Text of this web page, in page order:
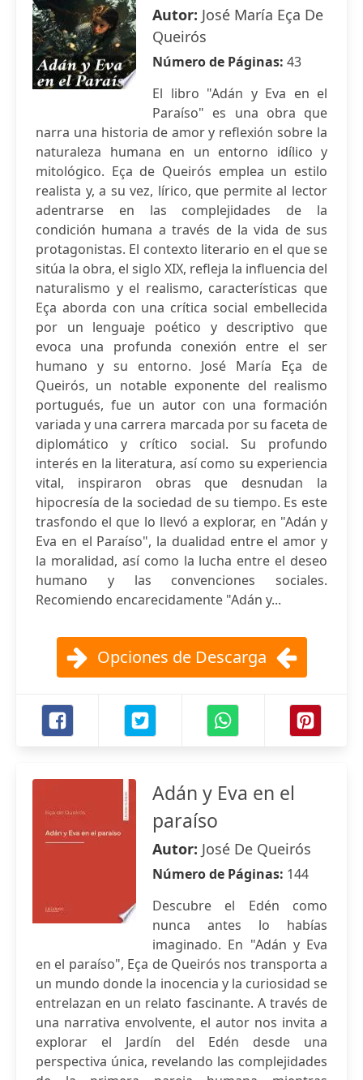
Autor: José María Eça De
Queirós
Número de Páginas: 43
El libro "Adán y Eva en el
Paraíso" es una obra que
narra una historia de amor y reflexión sobre la
naturaleza humana en un entorno idílico y
mitológico. Eça de Queirós emplea un estilo
realista y, a su vez, lírico, que permite al lector
adentrarse en las complejidades de la
condición humana a través de la vida de sus
protagonistas. El contexto literario en el que se
sitúa la obra, el siglo XIX, refleja la influencia del
naturalismo y el realismo, características que
Eça aborda con una crítica social embellecida
por un lenguaje poético y descriptivo que
evoca una profunda conexión entre el ser
humano y su entorno. José María Eça de
Queirós, un notable exponente del realismo
portugués, fue un autor con una formación
variada y una carrera marcada por su faceta de
diplomático y crítico social. Su profundo
interés en la literatura, así como su experiencia
vital, inspiraron obras que desnudan la
hipocresía de la sociedad de su tiempo. Es este
trasfondo el que lo llevó a explorar, en "Adán y
Eva en el Paraíso", la dualidad entre el amor y
la moralidad, así como la lucha entre el deseo
humano y las convenciones sociales.
Recomiendo encarecidamente "Adán y...
Opciones de Descarga
Adán y Eva en el
paraíso
Autor: José De Queirós
Número de Páginas: 144
Descubre el Edén como
nunca antes lo habías
imaginado. En "Adán y Eva
en el paraíso", Eça de Queirós nos transporta a
un mundo donde la inocencia y la curiosidad se
entrelazan en un relato fascinante. A través de
una narrativa envolvente, el autor nos invita a
explorar el Jardín del Edén desde una
perspectiva única, revelando las complejidades